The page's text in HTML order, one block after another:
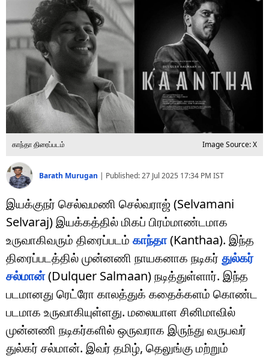
ஷார்ட் வீடியோஸ்
வலை கதைகள்
போட்டோ கேலரி
காந்தா திரைப்படம் Image Source: X
Barath Murugan | Published:27 Jul 2025 17:34 PM IST
இயக்குநர் செல்வமணி செல்வராஜ் (Selvamani
Selvaraj) இயக்கத்தில் மிகப் பிரம்மாண்டமாக
உருவாகிவரும் திரைப்படம் காந்தா(Kanthaa). இந்த
திரைப்படத்தில் முன்னணி நாயகனாக நடிகர் துல்கர்
சல்மான்(Dulquer Salmaan) நடித்துள்ளார். இந்த
படமானது ரெட்ரோ காலத்துக் கதைக்களம் கொண்ட
படமாக உருவாகியுள்ளது. மலையாள சினிமாவில்
முன்னணி நடிகர்களில் ஒருவராக இருந்து வருபவர்
துல்கர் சல்மான். இவர் தமிழ், தெலுங்கு மற்றும்